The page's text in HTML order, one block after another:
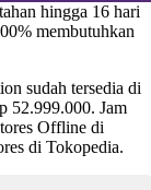
hingga 16 hari
membutuhkan
sudah tersedia di
52.999.000. Jam
Offline di
di Tokopedia.